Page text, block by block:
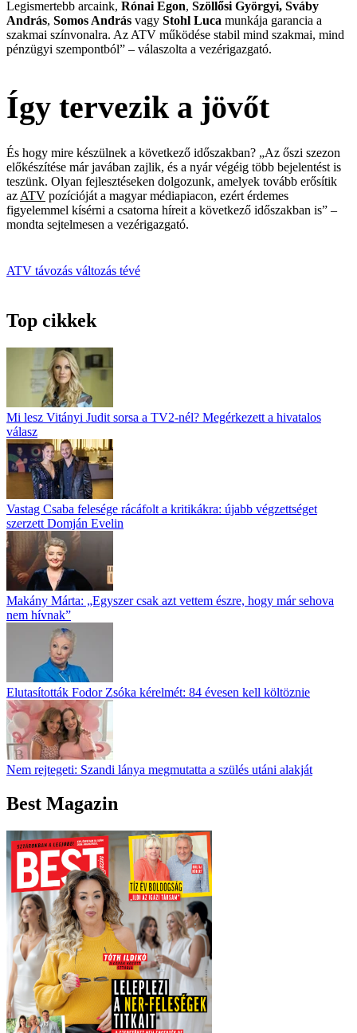
Legismertebb arcaink, Rónai Egon, Szöllősi Györgyi, Sváby
András, Somos András vagy Stohl Luca munkája garancia a
szakmai színvonalra. Az ATV működése stabil mind szakmai, mind
pénzügyi szempontból” – válaszolta a vezérigazgató.
Így tervezik a jövőt
És hogy mire készülnek a következő időszakban? „Az őszi szezon
előkészítése már javában zajlik, és a nyár végéig több bejelentést is
teszünk. Olyan fejlesztéseken dolgozunk, amelyek tovább erősítik
azATV pozícióját a magyar médiapiacon, ezért érdemes
figyelemmel kísérni a csatorna híreit a következő időszakban is” –
mondta sejtelmesen a vezérigazgató.
ATV távozás változás tévé
Top cikkek
Mi lesz Vitányi Judit sorsa a TV2-nél? Megérkezett a hivatalos
válasz
Vastag Csaba felesége rácáfolt a kritikákra: újabb végzettséget
szerzett Domján Evelin
Makány Márta: „Egyszer csak azt vettem észre, hogy már sehova
nem hívnak”
Elutasították Fodor Zsóka kérelmét: 84 évesen kell költöznie
Nem rejtegeti: Szandi lánya megmutatta a szülés utáni alakját
Best Magazin